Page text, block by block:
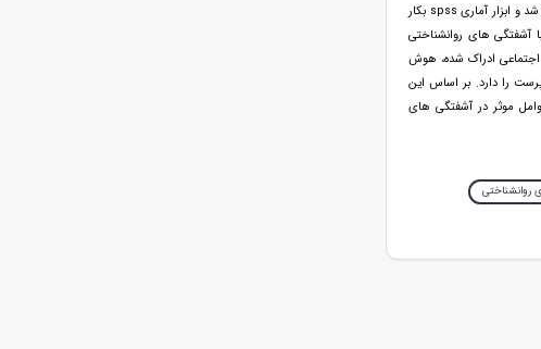
و همكاران استفاده شد. برای تحلیل داده ها ازضریب همبستگی پیرسون و تحلیل رگرسیون چندگانه استفاده شد و ابزار آماری spss بکار
آشفتگی های روانشناختی
اجتماعی ادراک شده، هوش
را دارد. بر اساس این
موثر در آشفتگی های
روانشناختی